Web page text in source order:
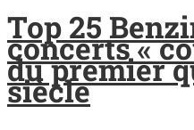
Top 25
concerts «
du premier
siècle